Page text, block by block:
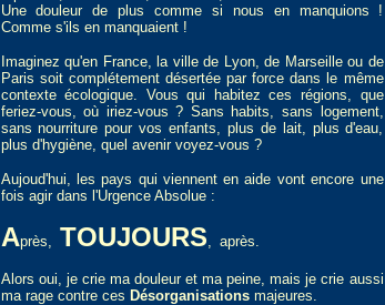
Une douleur de plus comme si nous en manquions !
Comme s'ils en manquaient !
Imaginez qu'en France, la ville de Lyon, de Marseille ou de
Paris soit complétement désertée par force dans le même
contexte écologique. Vous qui habitez ces régions, que
feriez-vous, où iriez-vous ? Sans habits, sans logement,
sans nourriture pour vos enfants, plus de lait, plus d'eau,
plus d'hygiène, quel avenir voyez-vous ?
Aujoud'hui, les pays qui viennent en aide vont encore une
fois agir dans l'Urgence Absolue :
Après, TOUJOURS, après.
Alors oui, je crie ma douleur et ma peine, mais je crie aussi
ma rage contre ces Désorganisationsmajeures.